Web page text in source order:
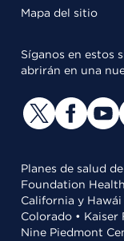
Mapa del sitio
Síganos en estos
abrirán en una
Planes de salud
Foundation
California y
Colorado • Kaiser
Nine Piedmont